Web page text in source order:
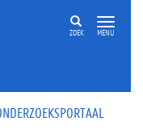
ZOEK MENU